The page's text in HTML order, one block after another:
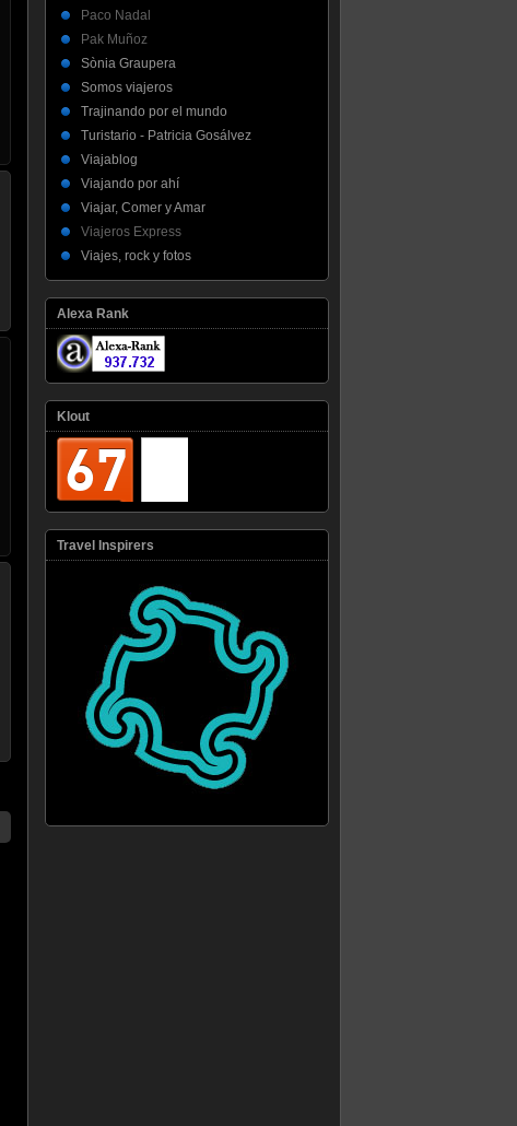
Paco Nadal
Pak Muñoz
Sònia Graupera
Somos viajeros
Trajinando por el mundo
Turistario - Patricia Gosálvez
Viajablog
Viajando por ahí
Viajar, Comer y Amar
Viajeros Express
Viajes, rock y fotos
Alexa Rank
Klout
Travel Inspirers